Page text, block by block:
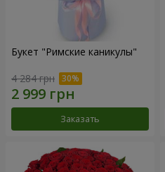
Букет "Римские каникулы"
4 284 грн
Заказать